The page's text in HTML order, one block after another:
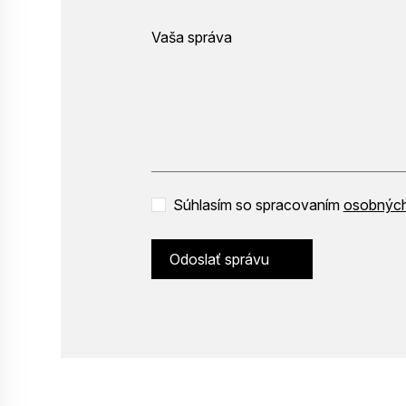
Vaša správa
Súhlasím so spracovaním
Odoslať správu